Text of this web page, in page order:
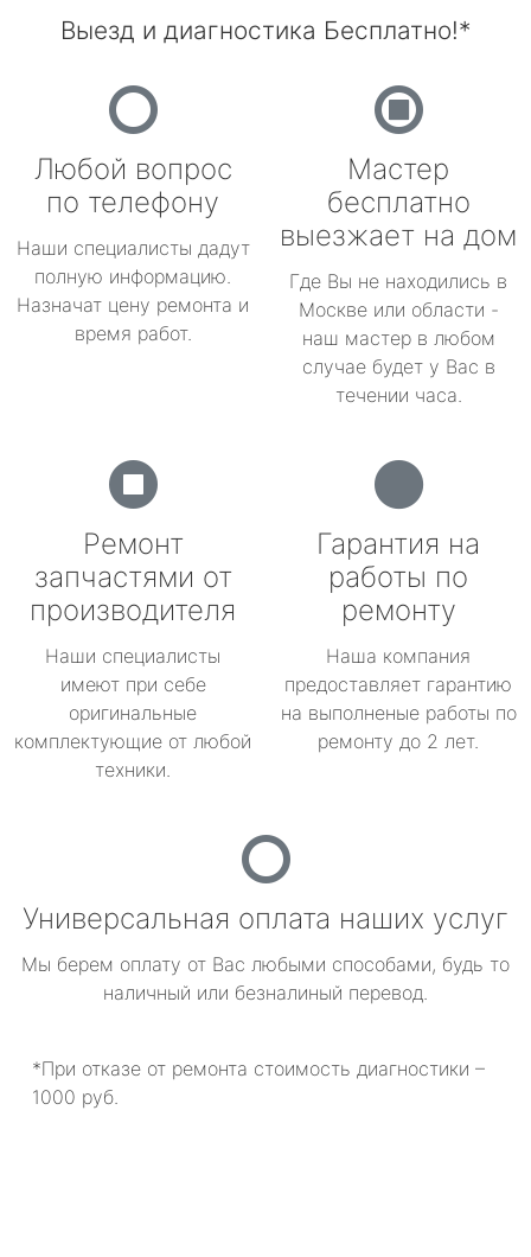
Выезд и диагностика Бесплатно!*
Любой вопрос
по телефону
Наши специалисты дадут
полную информацию.
Назначат цену ремонта и
время работ.
Мастер
бесплатно
выезжает на дом
Где Вы не находились в
Москве или области -
наш мастер в любом
случае будет у Вас в
течении часа.
Ремонт
запчастями от
производителя
Наши специалисты
имеют при себе
оригинальные
комплектующие от любой
техники.
Гарантия на
работы по
ремонту
Наша компания
предоставляет гарантию
на выполненые работы по
ремонту до 2 лет.
Универсальная оплата наших услуг
Мы берем оплату от Вас любыми способами, будь то
наличный или безналиный перевод.
*При отказе от ремонта стоимость диагностики –
1000 руб.